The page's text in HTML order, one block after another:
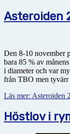
Asteroiden
Den 8-10 november
bara 85 % av
i diameter och var
från TBO men
Läs mer: Asteroiden
Höstlov i